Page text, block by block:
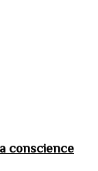
conscience